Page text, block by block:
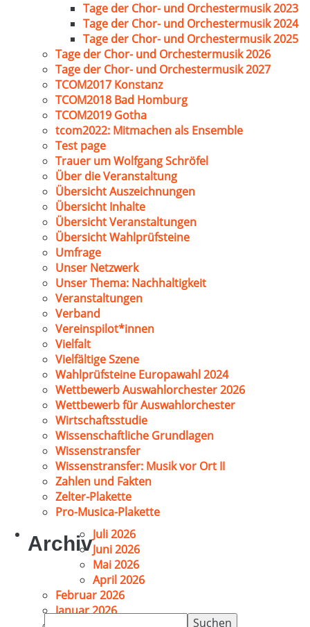
Tage der Chor- und Orchestermusik 2023
Tage der Chor- und Orchestermusik 2024
Tage der Chor- und Orchestermusik 2025
Tage der Chor- und Orchestermusik 2026
Tage der Chor- und Orchestermusik 2027
TCOM2017 Konstanz
TCOM2018 Bad Homburg
TCOM2019 Gotha
tcom2022: Mitmachen als Ensemble
Test page
Trauer um Wolfgang Schröfel
Über die Veranstaltung
Übersicht Auszeichnungen
Übersicht Inhalte
Übersicht Veranstaltungen
Übersicht Wahlprüfsteine
Umfrage
Unser Netzwerk
Unser Thema: Nachhaltigkeit
Veranstaltungen
Verband
Vereinspilot*innen
Vielfalt
Vielfältige Szene
Wahlprüfsteine Europawahl 2024
Wettbewerb Auswahlorchester 2026
Wettbewerb für Auswahlorchester
Wirtschaftsstudie
Wissenschaftliche Grundlagen
Wissenstransfer
Wissenstransfer: Musik vor Ort II
Zahlen und Fakten
Zelter-Plakette
Pro-Musica-Plakette
ArchivJuli 2026
Juni 2026
Mai 2026
April 2026
Februar 2026
Januar 2026